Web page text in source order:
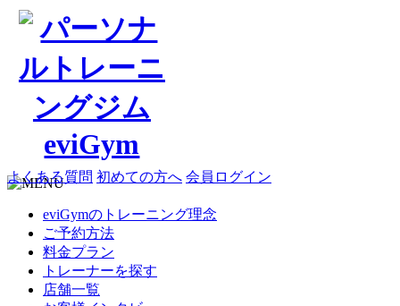
よくある質問 初めての方へ 会員ログイン
eviGymのトレーニング理念
ご予約方法
料金プラン
トレーナーを探す
店舗一覧